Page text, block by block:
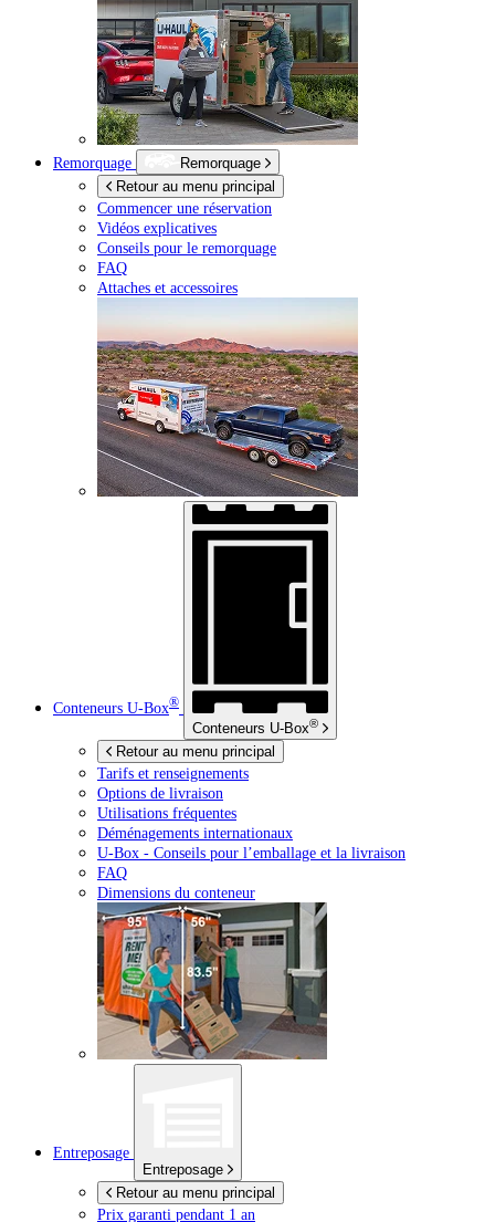
Remorquage
Remorquage
Retour au menu principal
Commencer une réservation
Vidéos explicatives
Conseils pour le remorquage
FAQ
Attaches et accessoires
Conteneurs U-Box®
Conteneurs U-Box®
Retour au menu principal
Tarifs et renseignements
Options de livraison
Utilisations fréquentes
Déménagements internationaux
U-Box - Conseils pour l’emballage et la livraison
FAQ
Dimensions du conteneur
Entreposage
Entreposage
Retour au menu principal
Prix garanti pendant 1 an